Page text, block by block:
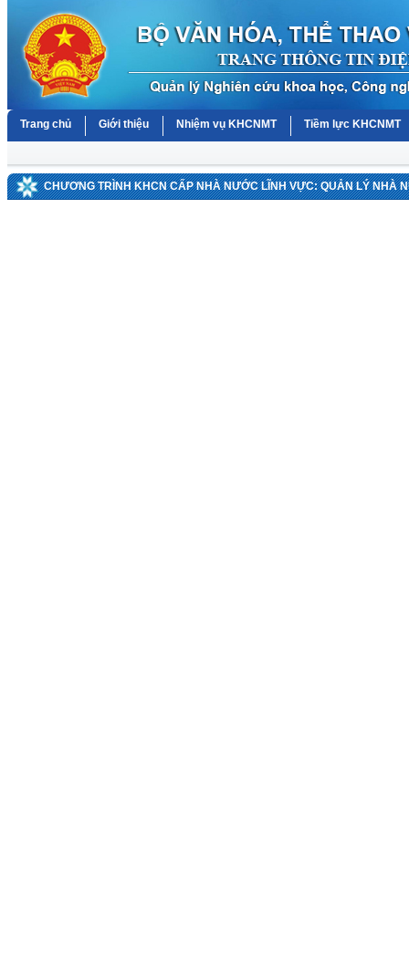
Trang chủ Giới thiệu Nhiệm vụ KHCNMT Tiềm lực KHCNMT
CHƯƠNG TRÌNH KHCN CẤP NHÀ NƯỚC LĨNH VỰC: QUẢN LÝ NHÀ